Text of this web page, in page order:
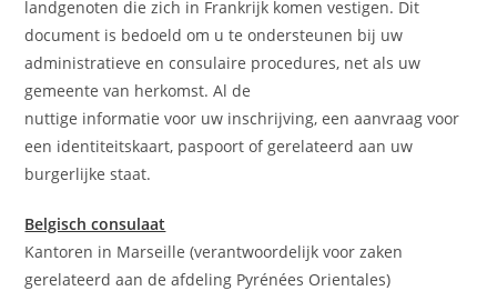
landgenoten die zich in Frankrijk komen vestigen. Dit
document is bedoeld om u te ondersteunen bij uw
administratieve en consulaire procedures, net als uw
gemeente van herkomst. Al de
nuttige informatie voor uw inschrijving, een aanvraag voor
een identiteitskaart, paspoort of gerelateerd aan uw
burgerlijke staat.
Belgisch consulaat
Kantoren in Marseille (verantwoordelijk voor zaken
gerelateerd aan de afdeling Pyrénées Orientales)